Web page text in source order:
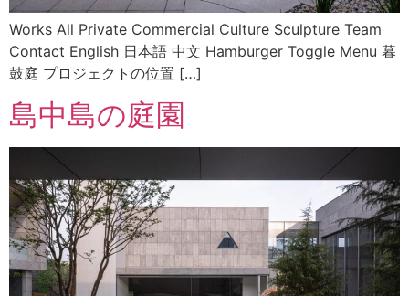
Works All Private Commercial Culture Sculpture Team
Contact English 日本語 中文 Hamburger Toggle Menu 暮
鼓庭 プロジェクトの位置 […]
島中島の庭園